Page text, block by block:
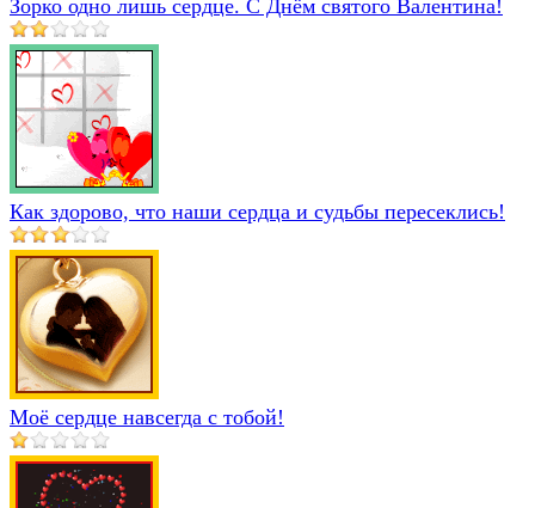
Зорко одно лишь сердце. С Днём святого Валентина!
Как здорово, что наши сердца и судьбы пересеклись!
Моё сердце навсегда с тобой!